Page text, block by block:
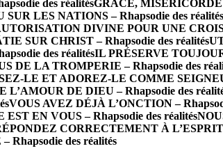
des réalitésGRÂCE, MISÉRICORDE
LES NATIONS – Rhapsodie des réalités
DIVINE POUR UNE
SUR CHRIST – Rhapsodie des réalités
des réalitésIL PRÉSERVE
DE LA TROMPERIE – Rhapsodie des
LE ET ADOREZ-LE COMME
DE DIEU – Rhapsodie des
VOUS AVEZ DÉJÀ L’ONCTION –
EN VOUS – Rhapsodie des réalités
CORRECTEMENT À L’ESPRIT
des réalités